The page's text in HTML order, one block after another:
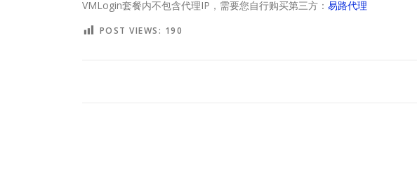
VMLogin套餐内不包含代理IP，需要您自行购买第三方： 易路代理
POST VIEWS: 190